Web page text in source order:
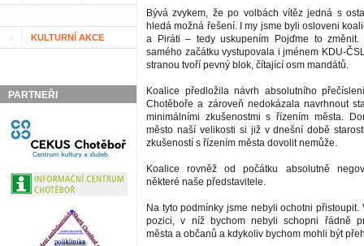
KULTURNÍ AKCE
PARTNEŘI
Bývá zvykem, že po volbách vítěz jedná s
hledá možná řešení. I my jsme byli osloveni
a Piráti – tedy uskupením Pojďme to změnit.
samého začátku vystupovala i jménem KDU-
stranou tvoří pevný blok, čítající osm mandátů.
Koalice předložila návrh absolutního
Chotěboře a zároveň nedokázala navrhnout
minimálními zkušenostmi s řízením města.
město naší velikosti si již v dnešní době
zkušeností s řízením města dovolit nemůže.
Koalice rovněž od počátku absolutně
některé naše představitele.
Na tyto podmínky jsme nebyli ochotni přistoupit.
pozici, v níž bychom nebyli schopni řádně
města a občanů a kdykoliv bychom mohli být